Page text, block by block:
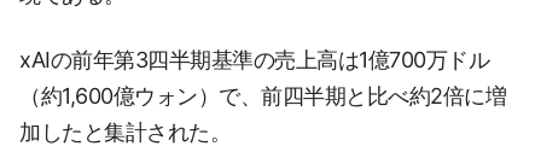
xAIの前年第3四半期基準の売上高は1億700万ドル
（約1,600億ウォン）で、前四半期と比べ約2倍に増
加したと集計された。